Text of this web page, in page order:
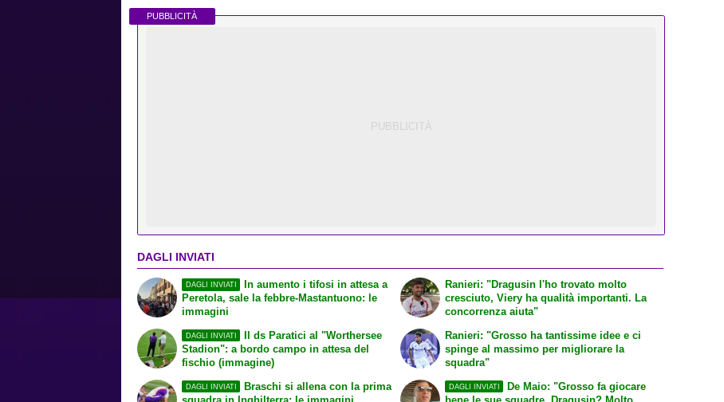
PUBBLICITÀ
DAGLI INVIATI
DAGLI INVIATI
In aumento i tifosi in attesa a
Peretola, sale la febbre-Mastantuono: le
immagini
DAGLI INVIATI
Il ds Paratici al "Worthersee
Stadion": a bordo campo in attesa del
fischio (immagine)
Ranieri: "Dragusin l'ho trovato molto
cresciuto, Viery ha qualità importanti. La
concorrenza aiuta"
Ranieri: "Grosso ha tantissime idee e ci
spinge al massimo per migliorare la
squadra"
DAGLI INVIATI
Braschi si allena con la prima
DAGLI INVIATI
De Maio: "Grosso fa giocare